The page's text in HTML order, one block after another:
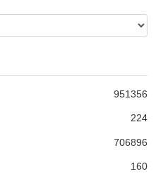
951356
224
706896
160